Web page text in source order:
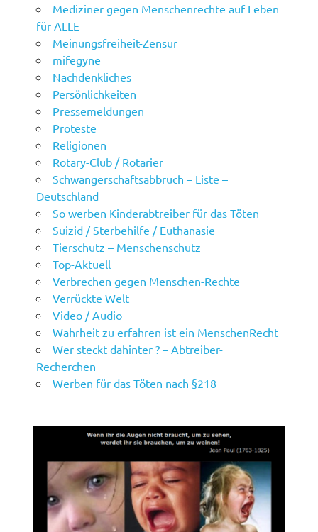
Mediziner gegen Menschenrechte auf Leben
für ALLE
Meinungsfreiheit-Zensur
mifegyne
Nachdenkliches
Persönlichkeiten
Pressemeldungen
Proteste
Religionen
Rotary-Club / Rotarier
Schwangerschaftsabbruch – Liste –
Deutschland
So werben Kinderabtreiber für das Töten
Suizid / Sterbehilfe / Euthanasie
Tierschutz – Menschenschutz
Top-Aktuell
Verbrechen gegen Menschen-Rechte
Verrückte Welt
Video / Audio
Wahrheit zu erfahren ist ein MenschenRecht
Wer steckt dahinter ? – Abtreiber-
Recherchen
Werben für das Töten nach §218